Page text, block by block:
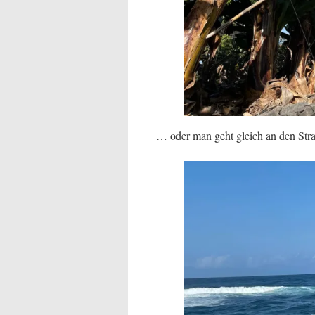
… oder man geht gleich an den